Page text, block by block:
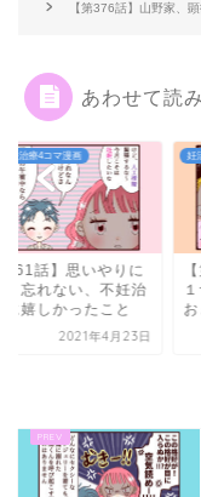
【第376話】山野家、
あわせて読
妊治療4コマ漫画
161話】思いやりに
！忘れない、不妊治
に嬉しかったこと
2021年4月23日
妊